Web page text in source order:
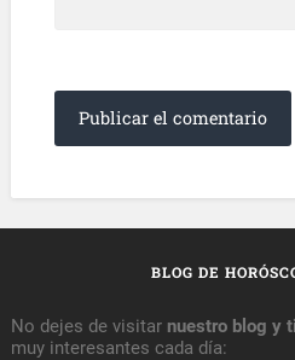
BLOG DE
No dejes de visitar nuestro blog y
muy interesantes cada día: